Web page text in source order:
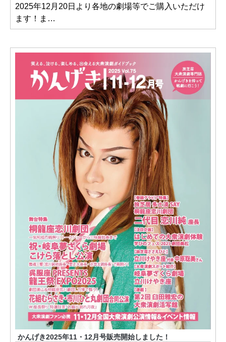
2025年12月20日より各地の劇場等でご購入いただけ
ます！ま…
かんげき2025年11・12月号販売開始しました！